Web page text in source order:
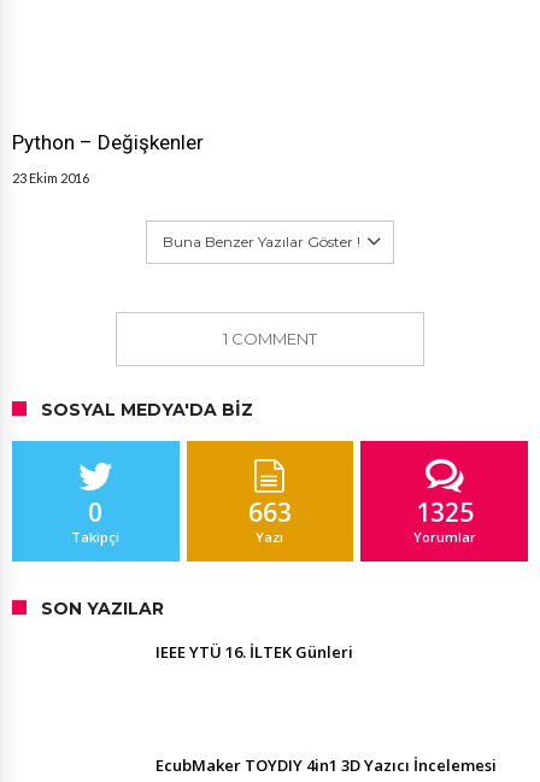
Python – Değişkenler
23 Ekim 2016
Buna Benzer Yazılar Göster !
1 COMMENT
SOSYAL MEDYA'DA BIZ
0
Takipçi
663
Yazı
1325
Yorumlar
SON YAZILAR
IEEE YTÜ 16. İLTEK Günleri
EcubMaker TOYDIY 4in1 3D Yazıcı İncelemesi